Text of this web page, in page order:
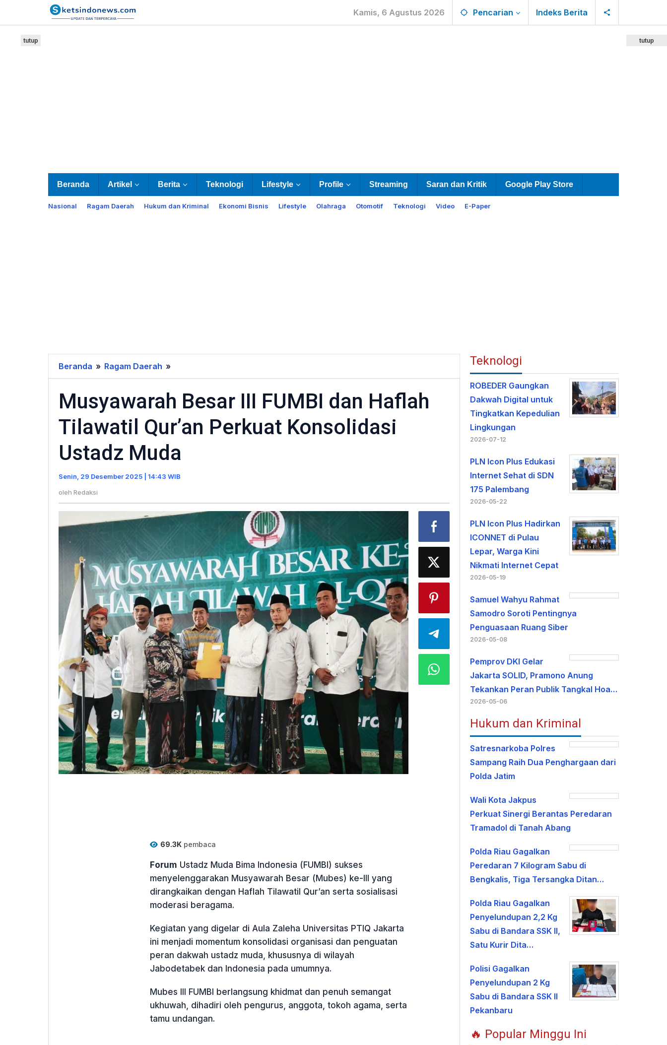
Kamis, 6 Agustus 2026 Pencarian Indeks Berita
Beranda Artikel Berita Teknologi Lifestyle Profile Streaming Saran dan Kritik Google Play Store
Nasional Ragam Daerah Hukum dan Kriminal Ekonomi Bisnis Lifestyle Olahraga Otomotif Teknologi Video E-Paper
tutup tutup
Beranda » Ragam Daerah »
Besar
FUMBI
dan
Haflah
Tilawatil
Perkuat
Ustadz
Muda
Musyawarah Besar III FUMBI dan Haflah
Tilawatil Qur’an Perkuat Konsolidasi
Ustadz Muda
Senin, 29 Desember 2025 | 14:43 WIB
oleh Redaksi
69.3Kpembaca
Forum Ustadz Muda Bima Indonesia (FUMBI) sukses
menyelenggarakan Musyawarah Besar (Mubes) ke-III yang
dirangkaikan dengan Haflah Tilawatil Qur’an serta sosialisasi
moderasi beragama.
Kegiatan yang digelar di Aula Zaleha Universitas PTIQ Jakarta
ini menjadi momentum konsolidasi organisasi dan penguatan
peran dakwah ustadz muda, khususnya di wilayah
Jabodetabek dan Indonesia pada umumnya.
Mubes III FUMBI berlangsung khidmat dan penuh semangat
ukhuwah, dihadiri oleh pengurus, anggota, tokoh agama, serta
tamu undangan.
Teknologi
ROBEDER Gaungkan
Dakwah Digital untuk
Tingkatkan Kepedulian
Lingkungan
2026-07-12
PLN Icon Plus Edukasi
Internet Sehat di SDN
175 Palembang
2026-05-22
PLN Icon Plus Hadirkan
ICONNET di Pulau
Lepar, Warga Kini
Nikmati Internet Cepat
2026-05-19
Samuel Wahyu Rahmat
Samodro Soroti Pentingnya
Penguasaan Ruang Siber
2026-05-08
Pemprov DKI Gelar
Jakarta SOLID, Pramono Anung
Tekankan Peran Publik Tangkal Hoa…
2026-05-06
Hukum dan Kriminal
Satresnarkoba Polres
Sampang Raih Dua Penghargaan dari
Polda Jatim
Wali Kota Jakpus
Perkuat Sinergi Berantas Peredaran
Tramadol di Tanah Abang
Polda Riau Gagalkan
Peredaran 7 Kilogram Sabu di
Bengkalis, Tiga Tersangka Ditan…
Polda Riau Gagalkan
Penyelundupan 2,2 Kg
Sabu di Bandara SSK II,
Satu Kurir Dita…
Polisi Gagalkan
Penyelundupan 2 Kg
Sabu di Bandara SSK II
Pekanbaru
🔥 Popular Minggu Ini